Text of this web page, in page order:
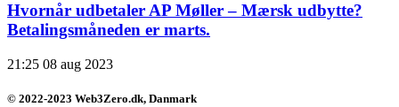
Hvornår udbetaler AP Møller – Mærsk udbytte?
Betalingsmåneden er marts.
21:25 08 aug 2023
© 2022-2023 Web3Zero.dk, Danmark